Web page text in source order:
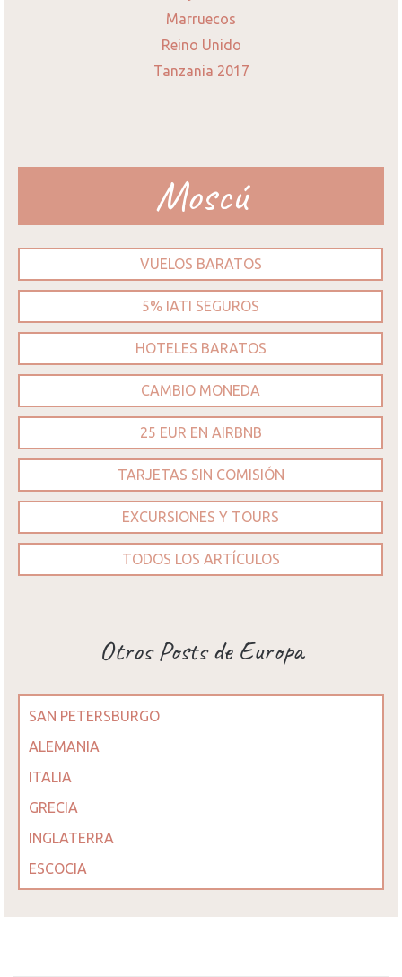
Marruecos
Reino Unido
Tanzania 2017
Moscú
VUELOS BARATOS
5% IATI SEGUROS
HOTELES BARATOS
CAMBIO MONEDA
25 EUR EN AIRBNB
TARJETAS SIN COMISIÓN
EXCURSIONES Y TOURS
TODOS LOS ARTÍCULOS
Otros Posts de Europa
SAN PETERSBURGO
ALEMANIA
ITALIA
GRECIA
INGLATERRA
ESCOCIA